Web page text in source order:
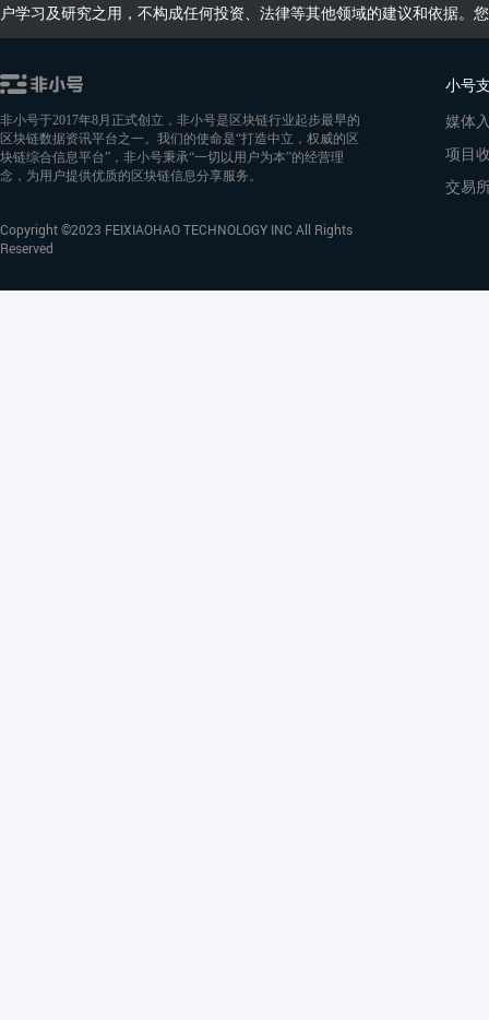
户学习及研究之用，不构成任何投资、法律等其他领域的建议和依据
非小号于2017年8月正式创立，非小号是区块链行业起步最早的
区块链数据资讯平台之一。我们的使命是“打造中立，权威的区
块链综合信息平台”，非小号秉承“一切以用户为本”的经营理
念，为用户提供优质的区块链信息分享服务。
Copyright ©2023 FEIXIAOHAO TECHNOLOGY INC All Rights
Reserved
小号
媒体
项目
交易